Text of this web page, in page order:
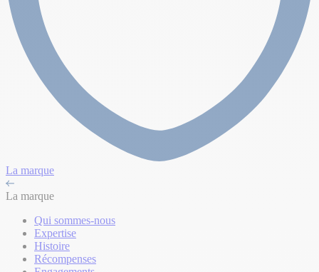
La marque
La marque
Qui sommes-nous
Expertise
Histoire
Récompenses